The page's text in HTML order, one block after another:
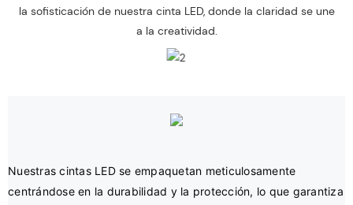
la sofisticación de nuestra cinta LED, donde la claridad se une
a la creatividad.
Nuestras cintas LED se empaquetan meticulosamente
centrándose en la durabilidad y la protección, lo que garantiza